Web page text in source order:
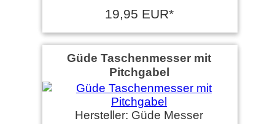
19,95 EUR*
Güde Taschenmesser mit
Pitchgabel
Hersteller: Güde Messer